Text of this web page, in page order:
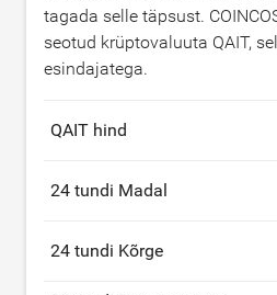
tagada selle täpsust.
seotud krüptovaluuta QAIT,
esindajatega.
QAIT hind
24 tundi Madal
24 tundi Kõrge